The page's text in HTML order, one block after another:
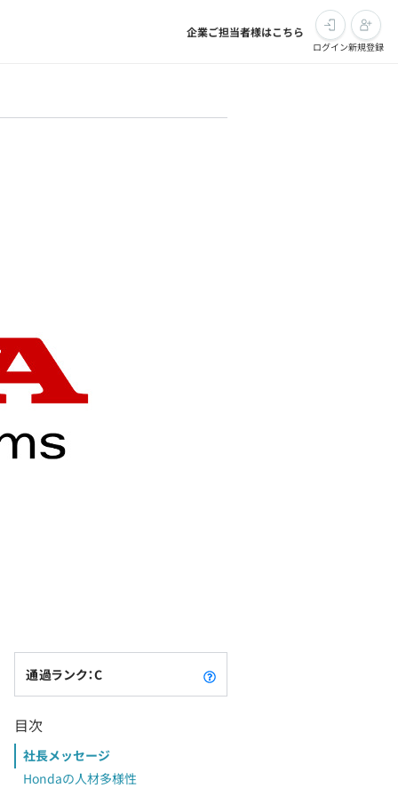
企業ご担当者様はこちら
ログイン新規登録
通過ランク：C
目次
社長メッセージ
Hondaの人材多様性